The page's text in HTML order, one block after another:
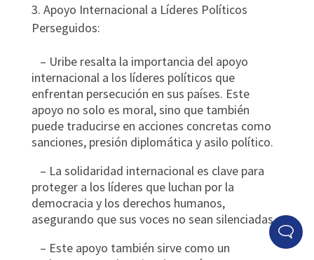
Apoyo Internacional a Líderes Políticos
Perseguidos:
– Uribe resalta la importancia del apoyo
internacional a los líderes políticos que
enfrentan persecución en sus países. Este
apoyo no solo es moral, sino que también
puede traducirse en acciones concretas como
sanciones, presión diplomática y asilo político.
– La solidaridad internacional es clave para
proteger a los líderes que luchan por la
democracia y los derechos humanos,
asegurando que sus voces no sean silenciadas.
– Este apoyo también sirve como un